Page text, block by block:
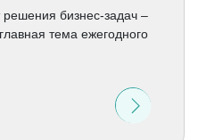
решения бизнес-задач –
тема ежегодного